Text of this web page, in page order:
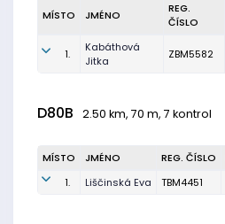
MÍSTO JMÉNO
REG.
ČÍSLO
1.
Kabáthová
Jitka
ZBM5582
D80B 2.50 km, 70 m, 7 kontrol
MÍSTO JMÉNO REG. ČÍSLO
1.
Liščinská Eva TBM4451